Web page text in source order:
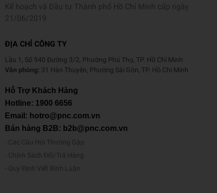
Kế hoạch và Đầu tư Thành phố Hồ Chí Minh cấp ngày
21/06/2019
ĐỊA CHỈ CÔNG TY
Lầu 1, Số 940 Đường 3/2, Phường Phú Thọ, TP. Hồ Chí Minh
Văn phòng: 31 Hàn Thuyên, Phường Sài Gòn, TP. Hồ Chí Minh
Hỗ Trợ Khách Hàng
Hotline: 1900 6656
Email: hotro@pnc.com.vn
Bán hàng B2B: b2b@pnc.com.vn
Các Câu Hỏi Thường Gặp
Chính Sách Đổi/Trả Hàng
Quy Định Viết Bình Luận